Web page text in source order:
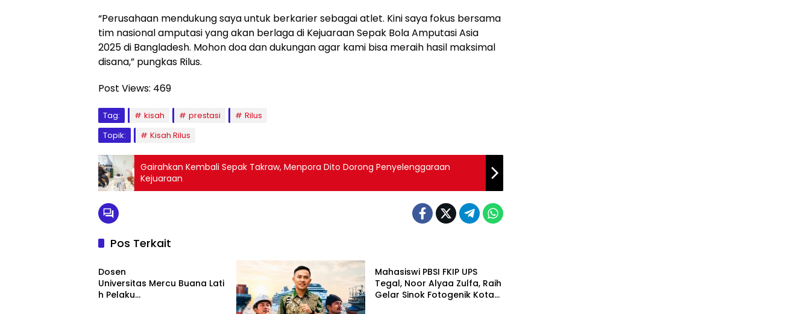
“Perusahaan mendukung saya untuk berkarier sebagai atlet. Kini saya fokus bersama
tim nasional amputasi yang akan berlaga di Kejuaraan Sepak Bola Amputasi Asia
2025 di Bangladesh. Mohon doa dan dukungan agar kami bisa meraih hasil maksimal
disana,” pungkas Rilus.
Post Views: 469
Tag: kisah prestasi
Rilus
Topik:
Kisah Rilus
Gairahkan Kembali Sepak Takraw, Menpora Dito Dorong Penyelenggaraan
Kejuaraan
Pos Terkait
Berita
Dosen
Universitas Mercu Buana Lati
h Pelaku
Mahasiswi PBSI FKIP UPS
Tegal, Noor Alyaa Zulfa, Raih
Gelar Sinok Fotogenik Kota